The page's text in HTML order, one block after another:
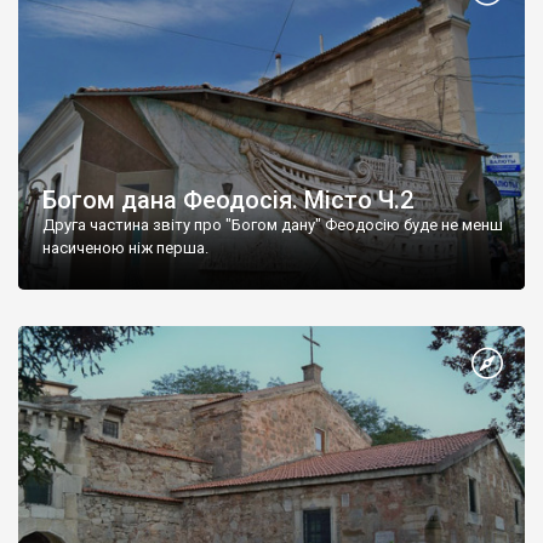
Богом дана Феодосія. Місто Ч.2
Друга частина звіту про "Богом дану" Феодосію буде не менш
насиченою ніж перша.